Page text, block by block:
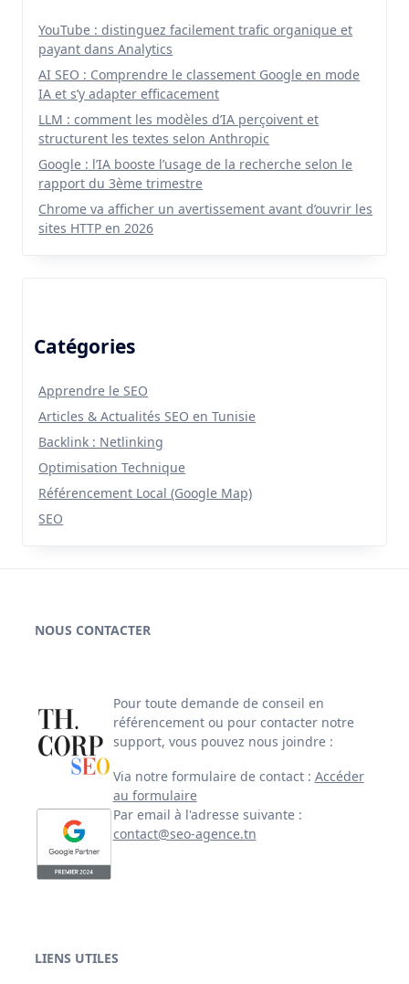
YouTube : distinguez facilement trafic organique et
payant dans Analytics
AI SEO : Comprendre le classement Google en mode
IA et s’y adapter efficacement
LLM : comment les modèles d’IA perçoivent et
structurent les textes selon Anthropic
Google : l’IA booste l’usage de la recherche selon le
rapport du 3ème trimestre
Chrome va afficher un avertissement avant d’ouvrir les
sites HTTP en 2026
Catégories
Apprendre le SEO
Articles & Actualités SEO en Tunisie
Backlink : Netlinking
Optimisation Technique
Référencement Local (Google Map)
SEO
NOUS CONTACTER
Pour toute demande de conseil en
référencement ou pour contacter notre
support, vous pouvez nous joindre :
Via notre formulaire de contact : Accéder
au formulaire
Par email à l'adresse suivante :
contact@seo-agence.tn
LIENS UTILES